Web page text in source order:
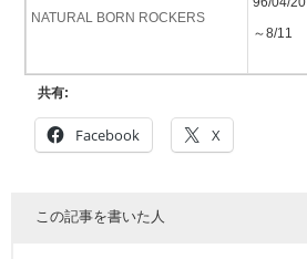
NATURAL BORN ROCKERS
～8/11
共有:
Facebook X
この記事を書いた人